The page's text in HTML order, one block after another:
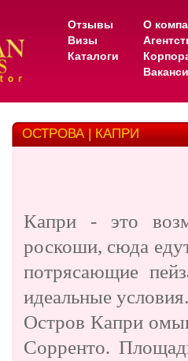
Отзывы
Визы
Каталоги
О
ОСТРОВА | КАПРИ
Капри - это
роскоши, сюда
потрясающие
идеальные условия.
Остров Капри
Сорренто.